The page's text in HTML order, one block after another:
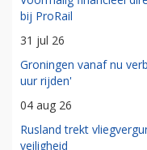
bij ProRail
31 jul 26
Groningen vanaf nu
uur rijden'
04 aug 26
Rusland trekt
veiligheid